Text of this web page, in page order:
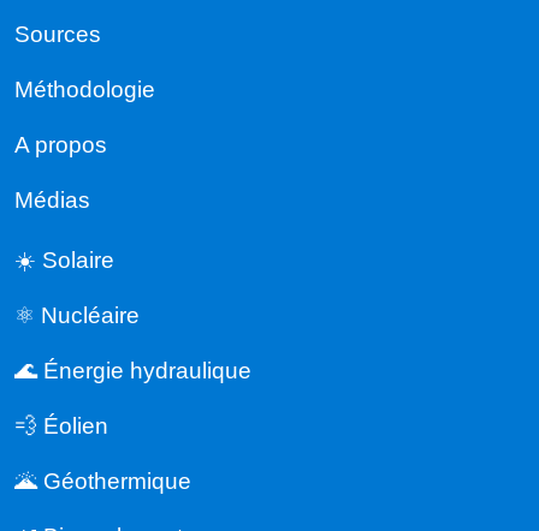
Sources
Méthodologie
A propos
Médias
☀️ Solaire
⚛️ Nucléaire
🌊 Énergie hydraulique
💨 Éolien
🌋 Géothermique